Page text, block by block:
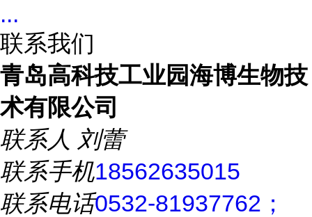
...
联系我们
青岛高科技工业园海博生物技
术有限公司
联系人 刘蕾
联系手机18562635015
联系电话0532-81937762；